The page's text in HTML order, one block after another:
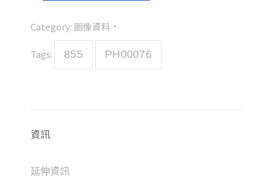
Category: 圖像資料
Tags: 855 PH00076
資訊
延伸資訊